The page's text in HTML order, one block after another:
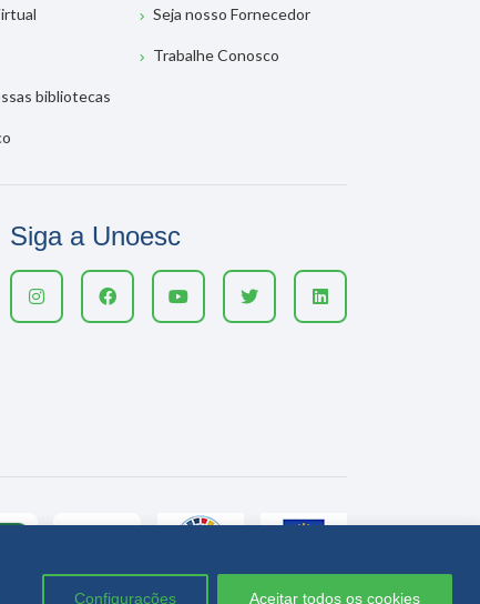
Configurações Aceitar todos os cookies
bibliotecas
Seja nosso Fornecedor
Trabalhe Conosco
Siga a Unoesc